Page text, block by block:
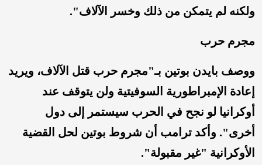
ولكنه لم يتمكن من ذلك وخسر الآلاف".
مجرم حرب
ووصف بايدن بوتين بـ"مجرم حرب قتل الآلاف، ويريد
إعادة الإمبراطورية السوفيتية ولن يتوقف عند
أوكرانيا لو نجح في الحرب سيستمر إلى دول
أخرى". وأكد ترامب أن شروط بوتين لحل القضية
الأوكرانية "غير مقبولة".